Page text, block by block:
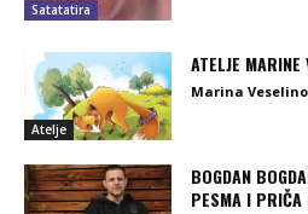
Satatatira
Atelje
ATELJE MARINE
Marina
BOGDAN
PESMA I PRIČA